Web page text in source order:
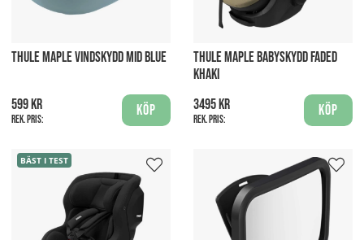
THULE MAPLE VINDSKYDD MID BLUE
599 kr
Rek. pris:
Köp
THULE MAPLE BABYSKYDD FADED
KHAKI
3495 kr
Rek. pris:
Köp
BÄST I TEST